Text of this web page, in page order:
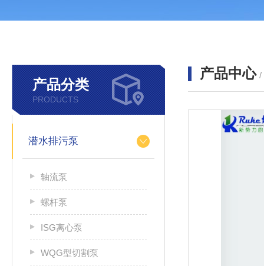
产品分类
PRODUCTS
潜水排污泵
轴流泵
螺杆泵
ISG离心泵
WQG型切割泵
产品中心 /